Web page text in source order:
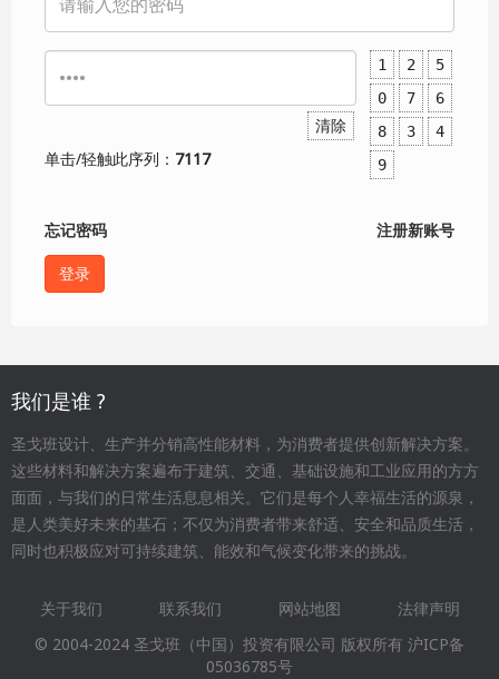
清除
1 2
5
0
7
6
8
3
4
9
单击/轻触此序列： 7117
注册新账号
忘记密码
我们是谁 ?
圣戈班设计、生产并分销高性能材料，为消费者提供创新解决方案。
这些材料和解决方案遍布于建筑、交通、基础设施和工业应用的方方
面面，与我们的日常生活息息相关。它们是每个人幸福生活的源泉，
是人类美好未来的基石；不仅为消费者带来舒适、安全和品质生活，
同时也积极应对可持续建筑、能效和气候变化带来的挑战。
Footer
menu
关于我们 联系我们 网站地图
法律声明
© 2004-2024 圣戈班（中国）投资有限公司 版权所有 沪ICP备
05036785号